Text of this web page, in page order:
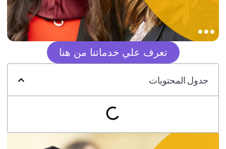
تعرف علي خدماتنا من هنا
جدول المحتويات